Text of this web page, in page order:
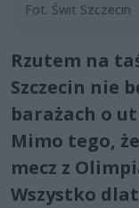
Fot. Świt Szczecin
Rzutem na
Szczecin nie
barażach o
Mimo tego,
mecz z
Wszystko